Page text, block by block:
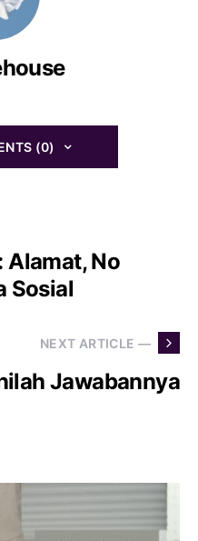
(0)
Alamat, No
Sosial
NEXT ARTICLE —
Jawabannya